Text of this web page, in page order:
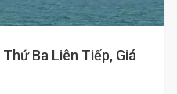
Ba Liên Tiếp, Giá